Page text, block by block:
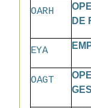
OARH
DE
EYA
OAGT